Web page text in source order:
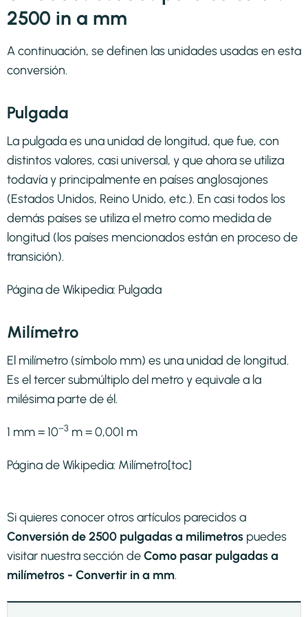
2500 in a mm
A continuación, se definen las unidades usadas en esta
conversión.
Pulgada
La pulgada es una unidad de longitud, que fue, con
distintos valores, casi universal, y que ahora se utiliza
todavía y principalmente en países anglosajones
(Estados Unidos, Reino Unido, etc.). En casi todos los
demás países se utiliza el metro como medida de
longitud (los países mencionados están en proceso de
transición).
Página de Wikipedia: Pulgada
Milímetro
El milímetro (símbolo mm) es una unidad de longitud.
Es el tercer submúltiplo del metro y equivale a la
milésima parte de él.
1 mm = 10−3 m = 0,001 m
Página de Wikipedia: Milímetro[toc]
Si quieres conocer otros artículos parecidos a
Conversión de 2500 pulgadas a milimetros puedes
visitar nuestra sección deComo pasar pulgadas a
milímetros - Convertir in a mm.